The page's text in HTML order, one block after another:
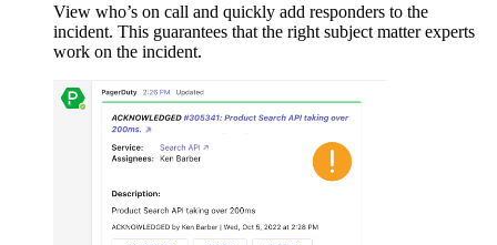
View who’s on call and quickly add responders to the
incident. This guarantees that the right subject matter experts
work on the incident.